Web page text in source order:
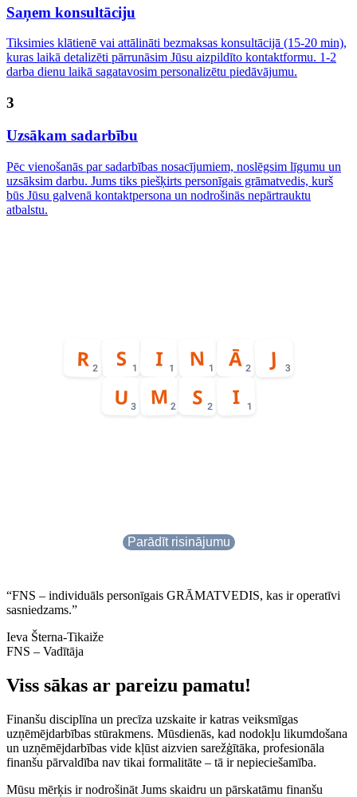
Saņem konsultāciju
Tiksimies klātienē vai attālināti bezmaksas konsultācijā (15-20 min),
kuras laikā detalizēti pārrunāsim Jūsu aizpildīto kontaktformu. 1-2
darba dienu laikā sagatavosim personalizētu piedāvājumu.
3
Uzsākam sadarbību
Pēc vienošanās par sadarbības nosacījumiem, noslēgsim līgumu un
uzsāksim darbu. Jums tiks piešķirts personīgais grāmatvedis, kurš
būs Jūsu galvenā kontaktpersona un nodrošinās nepārtrauktu
atbalstu.
R 2 S 1 I 1 N 1 Ā 2 J 3
U 3 M 2 S 2 I 1
Parādīt risinājumu
“FNS – individuāls personīgais GRĀMATVEDIS, kas ir operatīvi
sasniedzams.”
Ieva Šterna-Tikaiže
FNS – Vadītāja
Viss sākas ar pareizu pamatu!
Finanšu disciplīna un precīza uzskaite ir katras veiksmīgas
uzņēmējdarbības stūrakmens. Mūsdienās, kad nodokļu likumdošana
un uzņēmējdarbības vide kļūst aizvien sarežģītāka, profesionāla
finanšu pārvaldība nav tikai formalitāte – tā ir nepieciešamība.
Mūsu mērķis ir nodrošināt Jums skaidru un pārskatāmu finanšu